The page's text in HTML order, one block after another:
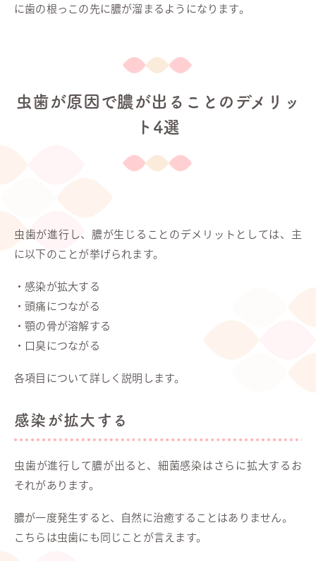
に歯の根っこの先に膿が溜まるようになります。
虫歯が原因で膿が出ることのデメリッ
ト4選
虫歯が進行し、膿が生じることのデメリットとしては、主
に以下のことが挙げられます。
・感染が拡大する
・頭痛につながる
・顎の骨が溶解する
・口臭につながる
各項目について詳しく説明します。
感染が拡大する
虫歯が進行して膿が出ると、細菌感染はさらに拡大するお
それがあります。
膿が一度発生すると、自然に治癒することはありません。
こちらは虫歯にも同じことが言えます。